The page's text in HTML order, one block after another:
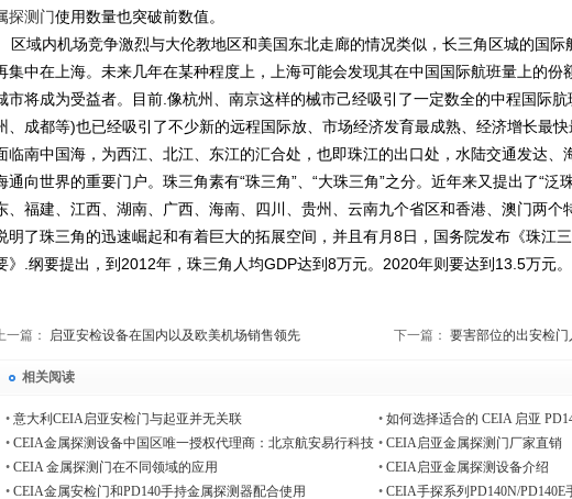
探测门使用数量也突破前数值。
区域内机场竞争激烈与大伦教地区和美国东北走廊的情况类似，长三角区城的国际
集中在上海。未来几年在某种程度上，上海可能会发现其在中国国际航班量上的份
市将成为受益者。目前.像杭州、南京这样的械市己经吸引了一定数全的中程国际
、成都等)也已经吸引了不少新的远程国际放、市场经济发育最成熟、经济增长最
临南中国海，为西江、北江、东江的汇合处，也即珠江的出口处，水陆交通发达、
通向世界的重要门户。珠三角素有“珠三角”、“大珠三角”之分。近年来又提出了“泛
、福建、江西、湖南、广西、海南、四川、贵州、云南九个省区和香港、澳门两个
明了珠三角的迅速崛起和有着巨大的拓展空间，并且有月8日，国务院发布《珠江
》.纲要提出，到2012年，珠三角人均GDP达到8万元。2020年则要达到13.5万元。
一篇： 启亚安检设备在国内以及欧美机场销售领先 下一篇： 要害部位的出安检门
相关阅读
• 意大利CEIA启亚安检门与起亚并无关联 • 如何选择适合的 CEIA 启亚
• CEIA金属探测设备中国区唯一授权代理商：北京航安易行科技 • CEIA启亚金属探测门厂家直销
• CEIA 金属探测门在不同领域的应用 • CEIA启亚金属探测设备介绍
• CEIA金属安检门和PD140手持金属探测器配合使用 • CEIA手探系列PD140N/